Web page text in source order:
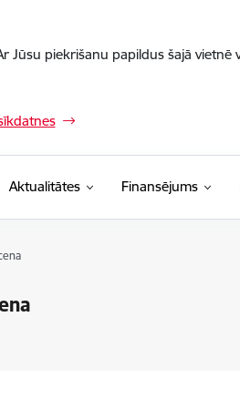
piekrišanu papildus šajā
Aktualitātes Finansējums